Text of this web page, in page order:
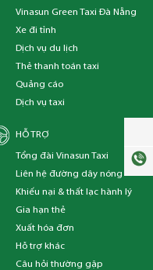
Vinasun Green Taxi Đà Nẵng
Xe đi tỉnh
Dịch vụ du lịch
Thẻ thanh toán taxi
Quảng cáo
Dịch vụ taxi
HỖ TRỢ
Tổng đài Vinasun Taxi
Liên hệ đường dây nóng
Khiếu nại & thất lạc hành lý
Gia hạn thẻ
Xuất hóa đơn
Hỗ trợ khác
Câu hỏi thường gặp